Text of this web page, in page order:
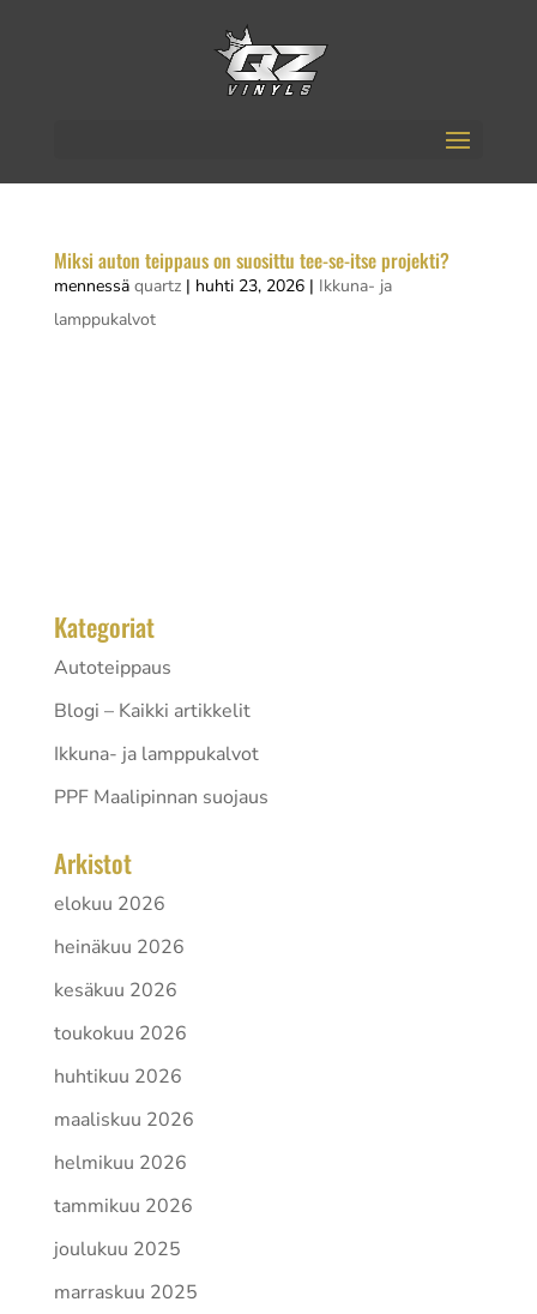
Miksi auton teippaus on suosittu tee-se-itse projekti?
mennessä quartz| huhti 23, 2026| Ikkuna- ja
lamppukalvot
Kategoriat
Autoteippaus
Blogi – Kaikki artikkelit
Ikkuna- ja lamppukalvot
PPF Maalipinnan suojaus
Arkistot
elokuu 2026
heinäkuu 2026
kesäkuu 2026
toukokuu 2026
huhtikuu 2026
maaliskuu 2026
helmikuu 2026
tammikuu 2026
joulukuu 2025
marraskuu 2025